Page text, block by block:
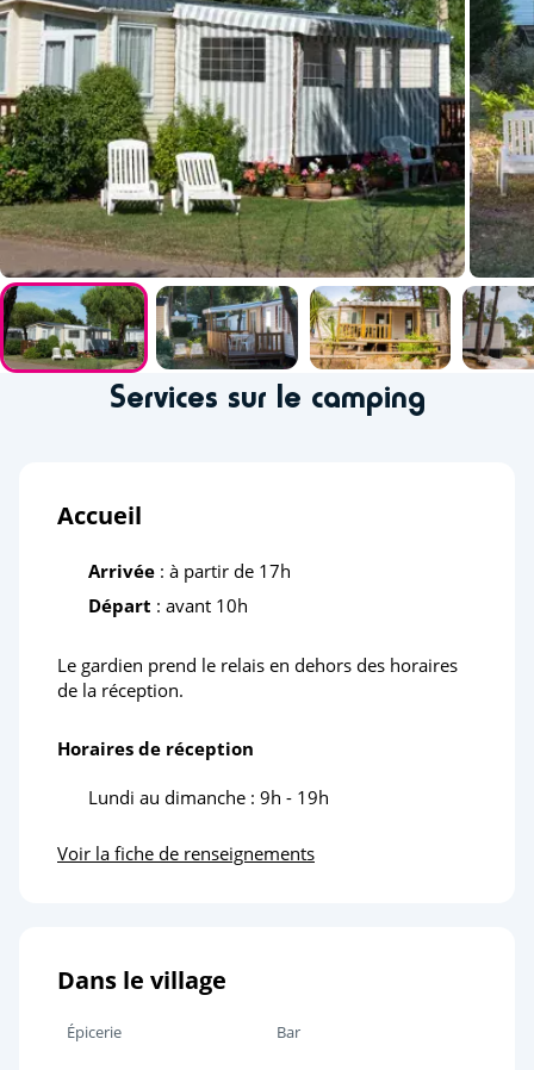
Services sur le camping
Accueil
Arrivée : à partir de 17h
Départ : avant 10h
Le gardien prend le relais en dehors des horaires
de la réception.
Horaires de réception
Lundi au dimanche : 9h - 19h
Voir la fiche de renseignements
Dans le village
Épicerie Bar